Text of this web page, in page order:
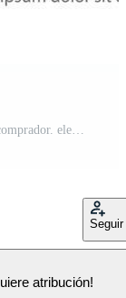
plantilla de infografía de vector de persona de comprador. elementos de diseño de presentación de negocios. visualización de datos con 6 pasos y opciones. gráfico de línea de tiempo del proceso. diseño de flujo de trabajo con iconos lineales Vector Pro
Seguir
atribución!